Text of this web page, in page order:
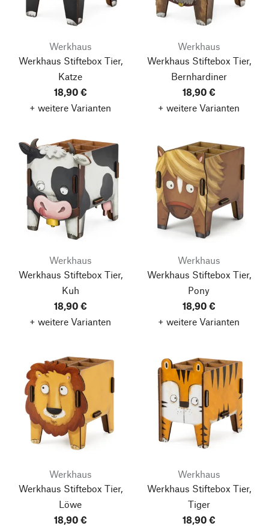
Werkhaus
Werkhaus Stiftebox Tier,
Katze
18,90 €
+ weitere Varianten
Werkhaus
Werkhaus Stiftebox Tier,
Bernhardiner
18,90 €
+ weitere Varianten
Werkhaus
Werkhaus Stiftebox Tier,
Kuh
18,90 €
+ weitere Varianten
Werkhaus
Werkhaus Stiftebox Tier,
Pony
18,90 €
+ weitere Varianten
Werkhaus
Werkhaus Stiftebox Tier,
Löwe
18,90 €
Werkhaus
Werkhaus Stiftebox Tier,
Tiger
18,90 €